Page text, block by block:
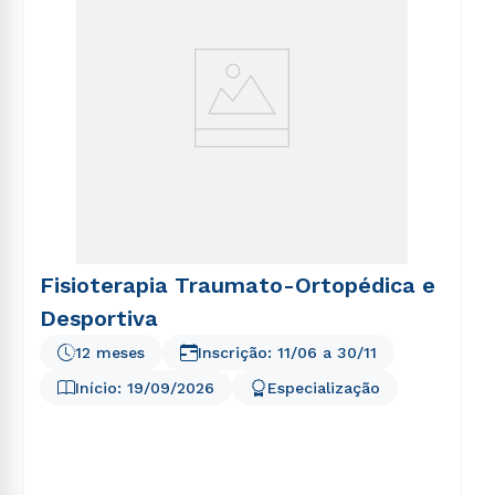
Fisioterapia Traumato-Ortopédica e
Desportiva
Início: 19/09/2026
12 meses
Especialização
Inscrição: 11/06 a 30/11